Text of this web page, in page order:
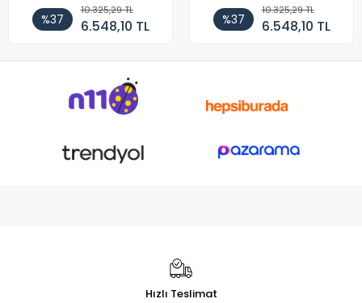
%37
10.325,29 TL
6.548,10 TL %37
10.325,29 TL
6.548,10 TL
Hızlı Teslimat